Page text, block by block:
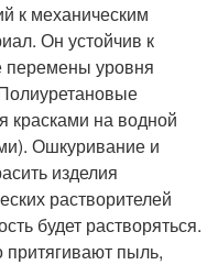
к механическим
Он устойчив к
перемены уровня
красками на водной
Ошкуривание и
изделия
растворителей
будет растворяться.
пыль,